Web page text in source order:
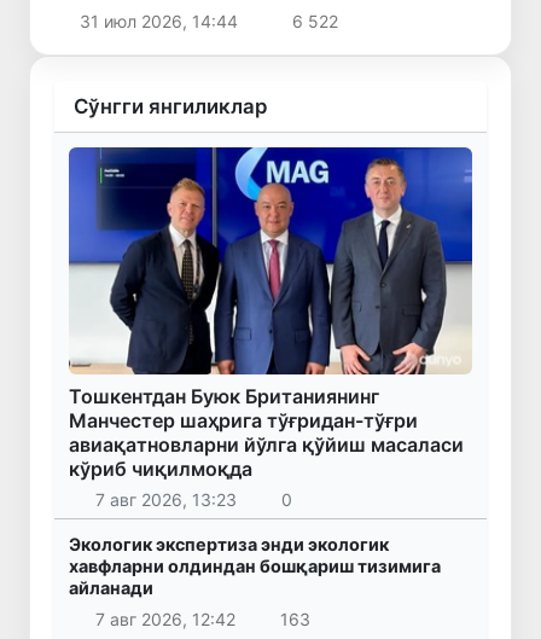
31 июл 2026, 14:44 6 522
Сўнгги янгиликлар
Тошкентдан Буюк Британиянинг
Манчестер шаҳрига тўғридан-тўғри
авиақатновларни йўлга қўйиш масаласи
кўриб чиқилмоқда
7 авг 2026, 13:23 0
Экологик экспертиза энди экологик
хавфларни олдиндан бошқариш тизимига
айланади
7 авг 2026, 12:42
163